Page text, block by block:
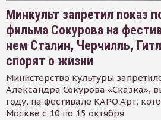
Минкульт запретил показ
фильма Сокурова на
нем Сталин, Черчилль,
спорят о жизни
Министерство культуры
Александра Сокурова «Сказка»,
году, на фестивале КАРО.Арт,
Москве с 10 по 15 октября